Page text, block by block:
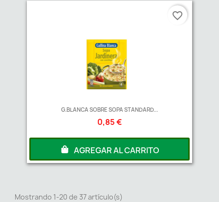
G.BLANCA SOBRE SOPA STANDARD...
0,85 €
AGREGAR AL CARRITO
favorite_border
Mostrando 1-20 de 37 artículo(s)